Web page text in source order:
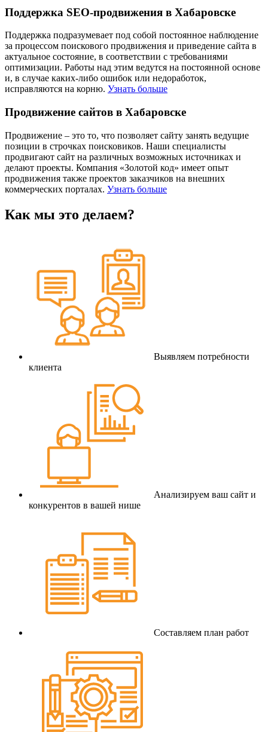
Поддержка SEO-продвижения в Хабаровске
Поддержка подразумевает под собой постоянное наблюдение
за процессом поискового продвижения и приведение сайта в
актуальное состояние, в соответствии с требованиями
оптимизации. Работы над этим ведутся на постоянной основе
и, в случае каких-либо ошибок или недоработок,
исправляются на корню. Узнать больше
Продвижение сайтов в Хабаровске
Продвижение – это то, что позволяет сайту занять ведущие
позиции в строчках поисковиков. Наши специалисты
продвигают сайт на различных возможных источниках и
делают проекты. Компания «Золотой код» имеет опыт
продвижения также проектов заказчиков на внешних
коммерческих порталах. Узнать больше
Как мы это делаем?
Выявляем потребности
клиента
Анализируем ваш сайт и
конкурентов в вашей нише
Составляем план работ